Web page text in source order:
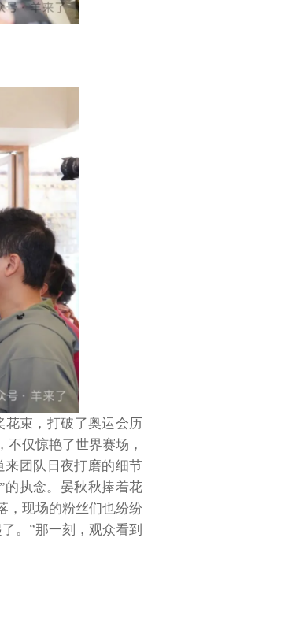
花束，打破了奥运会历
仅惊艳了世界赛场，
团队日夜打磨的细节
执念。晏秋秋捧着花
，现场的粉丝们也纷纷
。”那一刻，观众看到